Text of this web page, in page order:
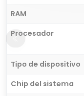
RAM
Procesador
Tipo de dispositivo
Chip del sistema